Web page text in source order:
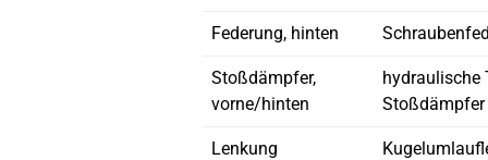
Federung, hinten
Stoßdämpfer,
vorne/hinten
hydraulische
Stoßdämpfer
Lenkung